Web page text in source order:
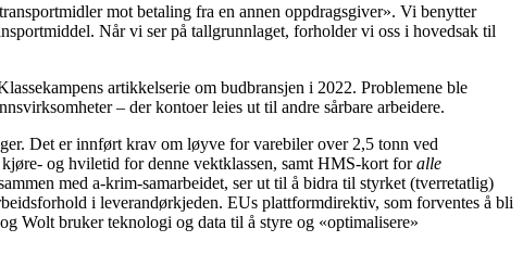
mot betaling fra en annen oppdragsgiver». Vi benytter
Når vi ser på tallgrunnlaget, forholder vi oss i hovedsak til
artikkelserie om budbransjen i 2022. Problemene ble
– der kontoer leies ut til andre sårbare arbeidere.
Det er innført krav om løyve for varebiler over 2,5 tonn ved
og hviletid for denne vektklassen, samt HMS-kort foralle
med a-krim-samarbeidet, ser ut til å bidra til styrket (tverretatlig)
i leverandørkjeden. EUs plattformdirektiv, som forventes å bli
Wolt bruker teknologi og data til å styre og «optimalisere»